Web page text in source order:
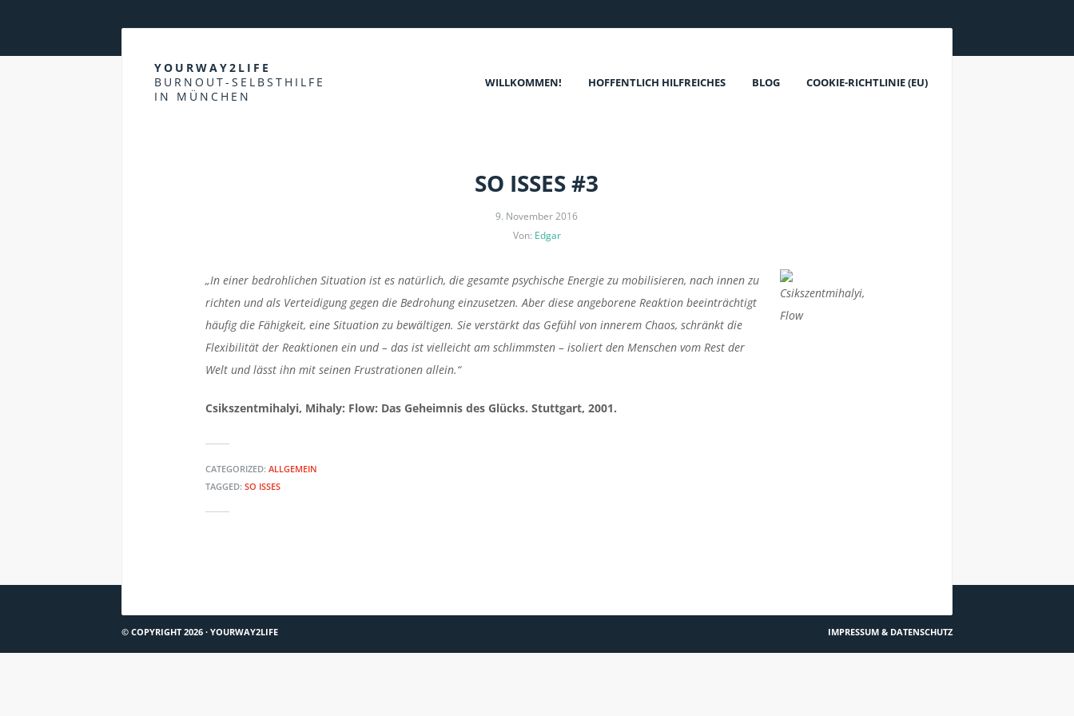
YOURWAY2LIFE
BURNOUT-SELBSTHILFE
IN MÜNCHEN
WILLKOMMEN! HOFFENTLICH HILFREICHES BLOG COOKIE-RICHTLINIE (EU)
SO ISSES #3
9. November 2016
Von: Edgar
„In einer bedrohlichen Situation ist es natürlich, die gesamte psychische Energie zu mobilisieren, nach innen zu
richten und als Verteidigung gegen die Bedrohung einzusetzen. Aber diese angeborene Reaktion beeinträchtigt
häufig die Fähigkeit, eine Situation zu bewältigen. Sie verstärkt das Gefühl von innerem Chaos, schränkt die
Flexibilität der Reaktionen ein und – das ist vielleicht am schlimmsten – isoliert den Menschen vom Rest der
Welt und lässt ihn mit seinen Frustrationen allein.“
Csikszentmihalyi, Mihaly: Flow: Das Geheimnis des Glücks. Stuttgart, 2001.
CATEGORIZED: ALLGEMEIN
TAGGED: SO ISSES
© COPYRIGHT 2026 · YOURWAY2LIFE IMPRESSUM & DATENSCHUTZ